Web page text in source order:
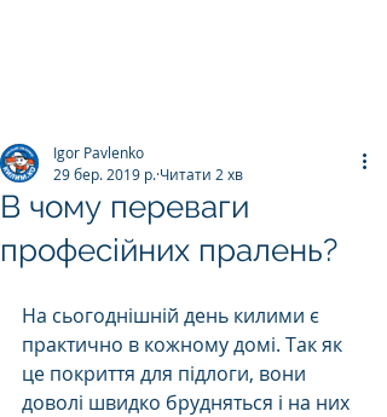
В чому переваги
професійних пралень?
Igor Pavlenko
29 бер. 2019 р. Читати 2 хв
На сьогоднішній день килими є
практично в кожному домі. Так як
це покриття для підлоги, вони
доволі швидко брудняться і на них